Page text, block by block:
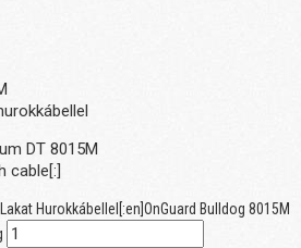
DT 8015M
cable[:]
Hurokkábellel[:en]OnGuard Bulldog 8015M